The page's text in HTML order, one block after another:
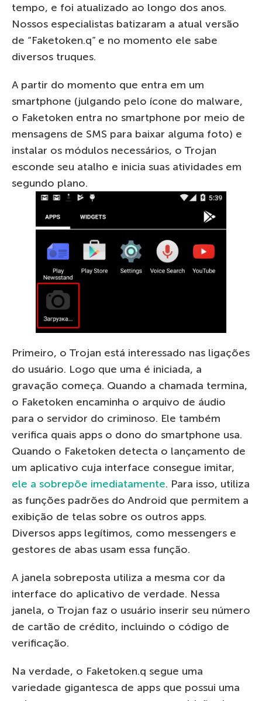
tempo, e foi atualizado ao longo dos anos.
Nossos especialistas batizaram a atual versão
de “Faketoken.q” e no momento ele sabe
diversos truques.
A partir do momento que entra em um
smartphone (julgando pelo ícone do malware,
o Faketoken entra no smartphone por meio de
mensagens de SMS para baixar alguma foto) e
instalar os módulos necessários, o Trojan
esconde seu atalho e inicia suas atividades em
segundo plano.
Primeiro, o Trojan está interessado nas ligações
do usuário. Logo que uma é iniciada, a
gravação começa. Quando a chamada termina,
o Faketoken encaminha o arquivo de áudio
para o servidor do criminoso. Ele também
verifica quais apps o dono do smartphone usa.
Quando o Faketoken detecta o lançamento de
um aplicativo cuja interface consegue imitar,
ele a sobrepõe imediatamente. Para isso, utiliza
as funções padrões do Android que permitem a
exibição de telas sobre os outros apps.
Diversos apps legítimos, como messengers e
gestores de abas usam essa função.
A janela sobreposta utiliza a mesma cor da
interface do aplicativo de verdade. Nessa
janela, o Trojan faz o usuário inserir seu número
de cartão de crédito, incluindo o código de
verificação.
Na verdade, o Faketoken.q segue uma
variedade gigantesca de apps que possui uma